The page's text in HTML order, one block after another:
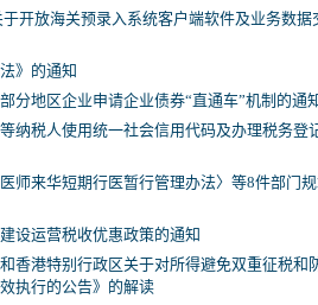
开放海关预录入系统客户端软件及业务数据
》的通知
分地区企业申请企业债券“直通车”机制的通
纳税人使用统一社会信用代码及办理税务登
师来华短期行医暂行管理办法〉等8件部门
设运营税收优惠政策的通知
香港特别行政区关于对所得避免双重征税和
执行的公告》的解读